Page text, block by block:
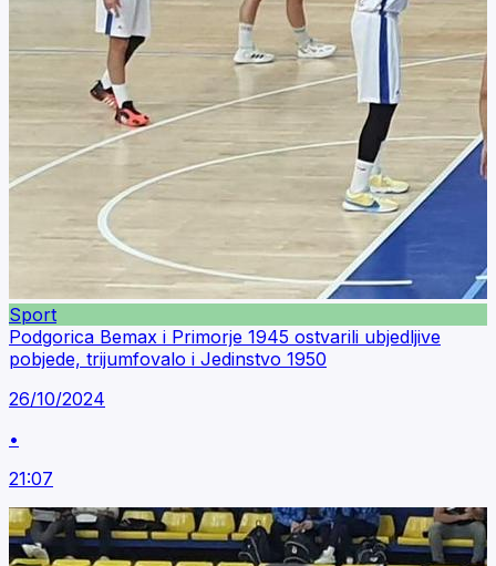
Sport
Podgorica Bemax i Primorje 1945 ostvarili ubjedljive
pobjede, trijumfovalo i Jedinstvo 1950
26/10/2024
•
21:07